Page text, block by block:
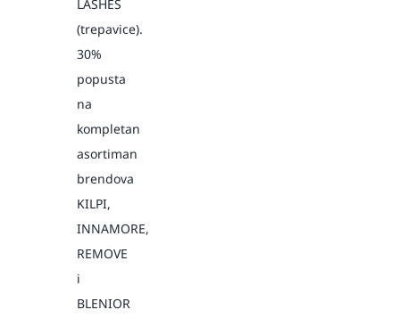
LASHES
(trepavice).
30%
popusta
na
kompletan
asortiman
brendova
KILPI,
INNAMORE,
REMOVE
i
BLENIOR